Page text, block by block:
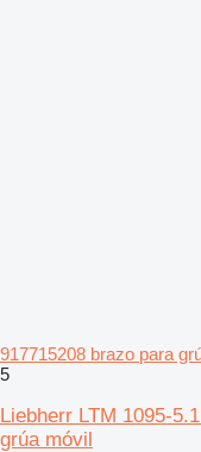
917715208 brazo para
5
Liebherr LTM 1095-
grúa móvil